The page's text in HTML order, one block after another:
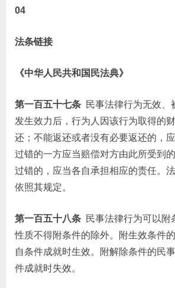
04
法条链接
《中华人民共和国民法典》
第一百五十七条 民事法律行为无效、
发生效力后，行为人因该行为取得的
还；不能返还或者没有必要返还的，
过错的一方应当赔偿对方由此所受到
过错的，应当各自承担相应的责任。
依照其规定。
第一百五十八条 民事法律行为可以附
性质不得附条件的除外。附生效条件
自条件成就时生效。附解除条件的民
件成就时失效。